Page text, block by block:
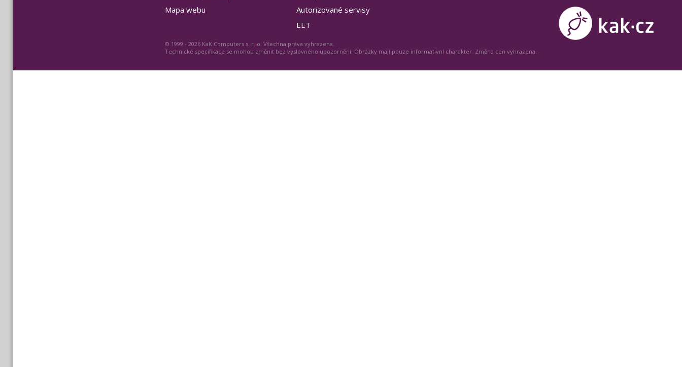
Mapa webu
Autorizované servisy
EET
© 1999 - 2026 KaK Computers s. r. o. Všechna práva vyhrazena.
Technické specifikace se mohou změnit bez výslovného upozornění. Obrázky mají pouze informativní charakter. Změna cen vyhrazena.